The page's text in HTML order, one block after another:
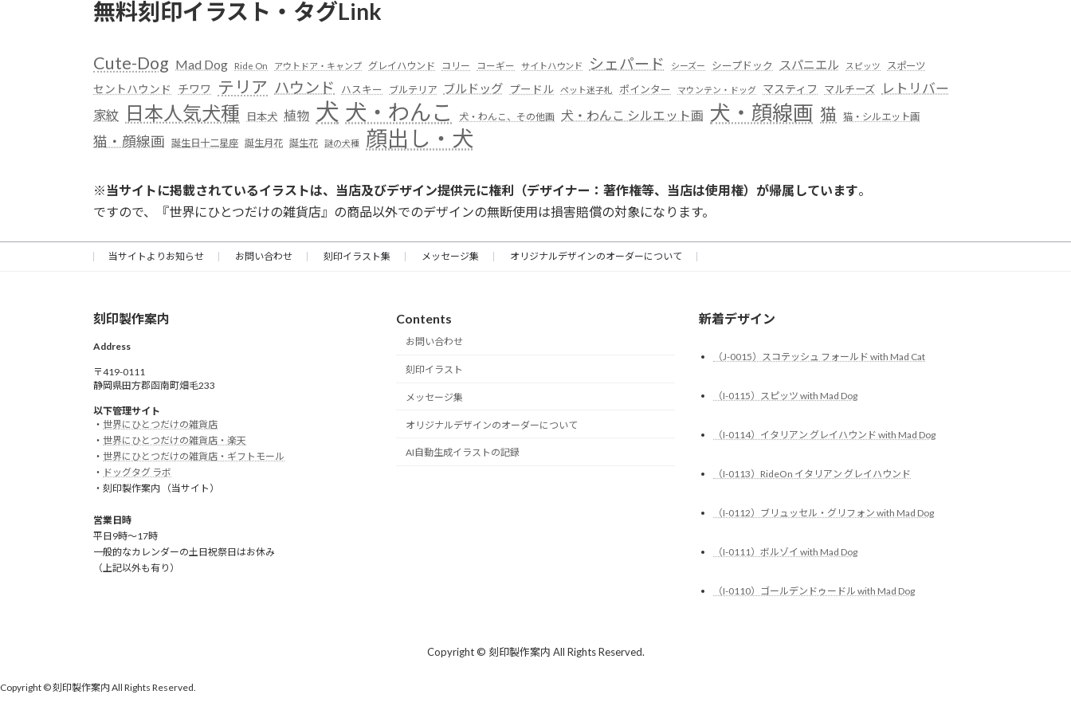
無料刻印イラスト・タグLink
Cute-Dog Mad Dog Ride On アウトドア・キャンプ グレイハウンド コリー コーギー サイトハウンド シェパード シーズー シープドック スパニエル スピッツ スポーツ
セントハウンド チワワ テリア ハウンド ハスキー ブルテリア ブルドッグ プードル ペット迷子札 ポインター マウンテン・ドッグ マスティフ マルチーズ レトリバー
家紋 日本人気犬種 日本犬 植物 犬 犬・わんこ 犬・わんこ、その他画 犬・わんこ シルエット画 犬・顔線画 猫 猫・シルエット画
猫・顔線画 誕生日十二星座 誕生月花 誕生花 謎の犬種 顔出し・犬
※ 当サイトに掲載されているイラストは、当店及びデザイン提供元に権利（デザイナー：著作権等、当店は使用権）が帰属しています。
ですので、『世界にひとつだけの雑貨店』の商品以外でのデザインの無断使用は損害賠償の対象になります。
当サイトよりお知らせ お問い合わせ 刻印イラスト集 メッセージ集 オリジナルデザインのオーダーについて
刻印製作案内
Address
〒419-0111
静岡県田方郡函南町畑毛233
以下管理サイト
・ 世界にひとつだけの雑貨店
・ 世界にひとつだけの雑貨店・楽天
・ 世界にひとつだけの雑貨店・ギフトモール
・ ドッグタグ ラボ
・刻印製作案内 （当サイト）
営業日時
平日9時～17時
一般的なカレンダーの土日祝祭日はお休み
（上記以外も有り）
Contents
お問い合わせ
刻印イラスト
メッセージ集
オリジナルデザインのオーダーについて
AI自動生成イラストの記録
新着デザイン
（J-0015）スコテッシュ フォールド with Mad Cat
（I-0115）スピッツ with Mad Dog
（I-0114）イタリアン グレイハウンド with Mad Dog
（I-0113）RideOn イタリアン グレイハウンド
（I-0112）ブリュッセル・グリフォン with Mad Dog
（I-0111）ボルゾイ with Mad Dog
（I-0110）ゴールデンドゥードル with Mad Dog
Copyright © 刻印製作案内 All Rights Reserved.
Copyright © 刻印製作案内 All Rights Reserved.